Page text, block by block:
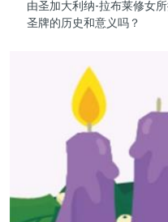
由圣加大利纳-拉布莱修女
圣牌的历史和意义吗？